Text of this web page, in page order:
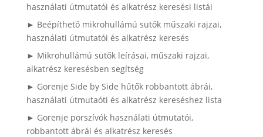
használati útmutatói és alkatrész keresési listái
► Beépíthető mikrohullámú sütők műszaki rajzai,
használati útmutatói és alkatrész keresés
► Mikrohullámú sütők leírásai, műszaki rajzai,
alkatrész keresésben segítség
► Gorenje Side by Side hűtők robbantott ábrái,
használati útmutaóti és alkatrész kereséshez lista
► Gorenje porszívók használati útmutatói,
robbantott ábrái és alkatrész keresés